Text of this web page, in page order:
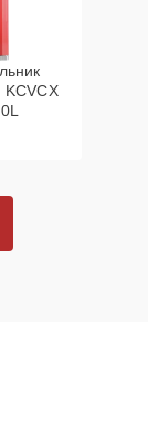
KCVCX